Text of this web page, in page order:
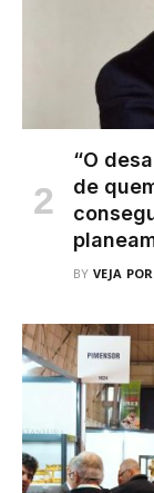
“O
de
BY VEJA